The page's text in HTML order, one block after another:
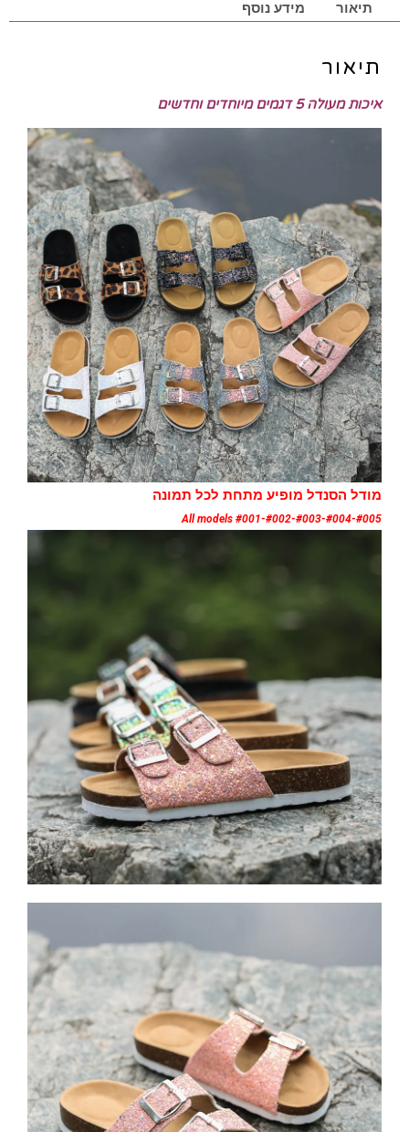
תיאור מידע נוסף
תיאור
איכות מעולה 5 דגמים מיוחדים וחדשים
מודל הסנדל מופיע מתחת לכל תמונה
All models #001-#002-#003-#004-#005